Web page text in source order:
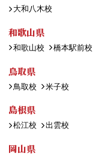
大和八木校
和歌山県
和歌山校 橋本駅前校
鳥取県
鳥取校 米子校
島根県
松江校 出雲校
岡山県